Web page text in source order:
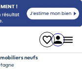
neufs